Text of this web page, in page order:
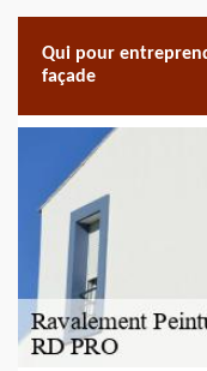
Qui pour
façade